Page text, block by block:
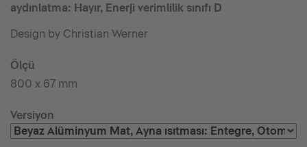
aydınlatma: Hayır, Enerji verimlilik sınıfı D
Design by Christian Werner
Ölçü
800 x 67 mm
Versiyon